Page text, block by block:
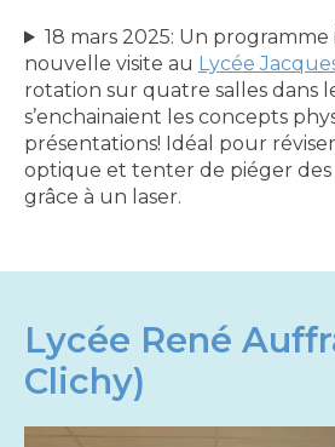
18 mars 2025: Un
nouvelle visite au Lycée
rotation sur quatre salles dans
s’enchainaient les concepts
présentations! Idéal pour réviser
optique et tenter de piéger des
grâce à un laser.
Lycée René
Clichy)